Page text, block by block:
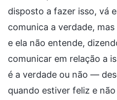
disposto a fazer isso, vá
comunica a verdade,
e ela não entende,
comunicar em relação a
é a verdade ou não —
quando estiver feliz e